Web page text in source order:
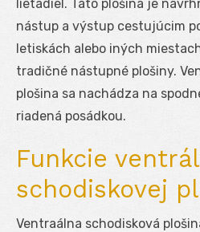
lietadiel. Táto plošina je
nástup a výstup cestujúcim
letiskách alebo iných
tradičné nástupné plošiny.
plošina sa nachádza na
riadená posádkou.
Funkcie
schodiskovej
Ventraálna schodisková